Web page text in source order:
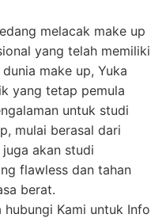
melacak make up
yang telah memiliki
make up, Yuka
yang tetap pemula
untuk studi
mulai berasal dari
akan studi
flawless dan tahan
berat.
Kami untuk Info